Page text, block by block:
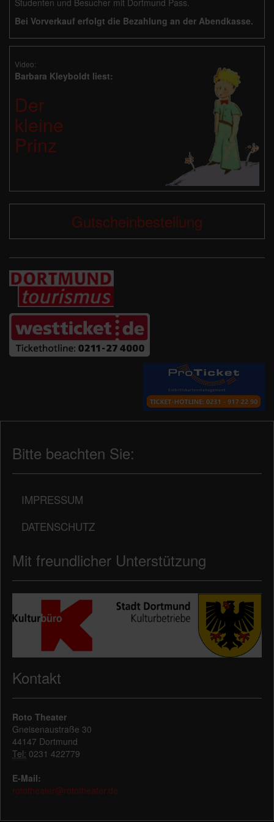
Bei Vorverkauf erfolgt die Bezahlung an der Abendkasse.
Video:
Barbara Kleyboldt liest:
Der
kleine
Prinz
Gutscheinbestellung
Bitte beachten Sie:
IMPRESSUM
DATENSCHUTZ
Mit freundlicher Unterstützung
Kontakt
Roto Theater
Gneisenaustraße 30
44147 Dortmund
Tel: 0231 422779
E-Mail:
rototheater@rototheater.de